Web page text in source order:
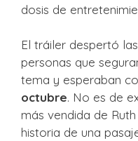
dosis de
El tráiler despertó
personas que
tema y esperaban
octubre. No es de
más vendida de
historia de una